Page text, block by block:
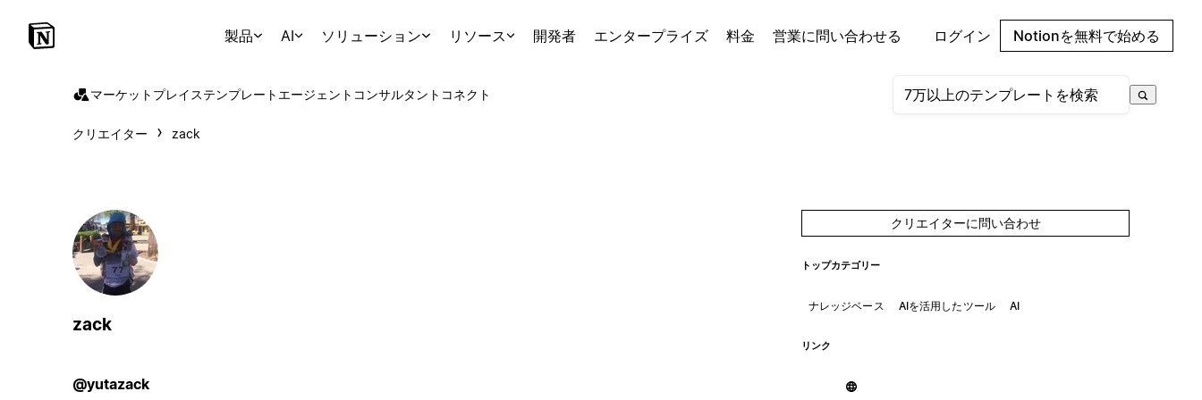
製品 AI ソリューション リソース 開発者 エンタープライズ 料金 営業に問い合わせる ログイン Notionを無料で始める
マーケットプレイステンプレート エージェント コンサルタント コネクト
クリエイター zack
zack
@yutazack
クリエイターに問い合わせ
トップカテゴリー
ナレッジベース AIを活用したツール AI
リンク